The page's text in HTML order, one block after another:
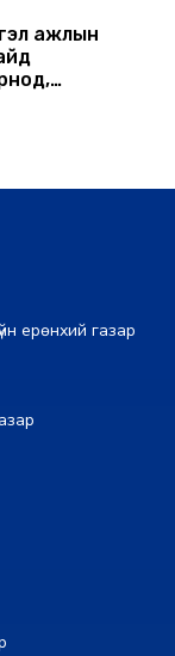
ажлын
ерөнхий газар